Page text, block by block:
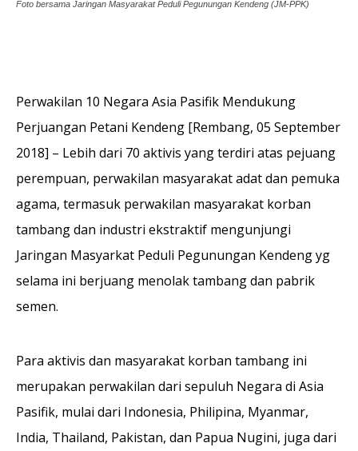
Foto bersama Jaringan Masyarakat Peduli Pegunungan Kendeng (JM-PPK)
Perwakilan 10 Negara Asia Pasifik Mendukung
Perjuangan Petani Kendeng [Rembang, 05 September
2018] – Lebih dari 70 aktivis yang terdiri atas pejuang
perempuan, perwakilan masyarakat adat dan pemuka
agama, termasuk perwakilan masyarakat korban
tambang dan industri ekstraktif mengunjungi
Jaringan Masyarkat Peduli Pegunungan Kendeng yg
selama ini berjuang menolak tambang dan pabrik
semen.
Para aktivis dan masyarakat korban tambang ini
merupakan perwakilan dari sepuluh Negara di Asia
Pasifik, mulai dari Indonesia, Philipina, Myanmar,
India, Thailand, Pakistan, dan Papua Nugini, juga dari